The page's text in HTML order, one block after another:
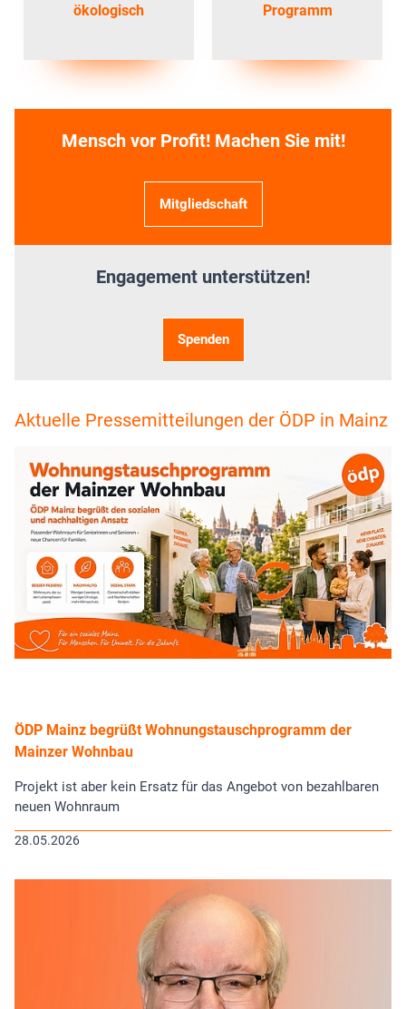
ökologisch Programm
Mensch vor Profit! Machen Sie mit!
Mitgliedschaft
Engagement unterstützen!
Spenden
Aktuelle Pressemitteilungen der ÖDP in Mainz
ÖDP Mainz begrüßt Wohnungstauschprogramm der
Mainzer Wohnbau
Projekt ist aber kein Ersatz für das Angebot von bezahlbaren
neuen Wohnraum
28.05.2026